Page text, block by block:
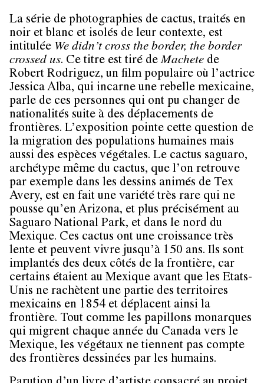
La série de photographies de cactus, traités en
noir et blanc et isolés de leur contexte, est
intitulée We didn’t cross the border, the border
crossed us. Ce titre est tiré deMachete de
Robert Rodriguez, un film populaire où l’actrice
Jessica Alba, qui incarne une rebelle mexicaine,
parle de ces personnes qui ont pu changer de
nationalités suite à des déplacements de
frontières. L’exposition pointe cette question de
la migration des populations humaines mais
aussi des espèces végétales. Le cactus saguaro,
archétype même du cactus, que l’on retrouve
par exemple dans les dessins animés de Tex
Avery, est en fait une variété très rare qui ne
pousse qu’en Arizona, et plus précisément au
Saguaro National Park, et dans le nord du
Mexique. Ces cactus ont une croissance très
lente et peuvent vivre jusqu’à 150 ans. Ils sont
implantés des deux côtés de la frontière, car
certains étaient au Mexique avant que les Etats-
Unis ne rachètent une partie des territoires
mexicains en 1854 et déplacent ainsi la
frontière. Tout comme les papillons monarques
qui migrent chaque année du Canada vers le
Mexique, les végétaux ne tiennent pas compte
des frontières dessinées par les humains.